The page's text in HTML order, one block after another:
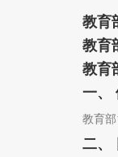
教育
教育
教育
一、
教育
二、